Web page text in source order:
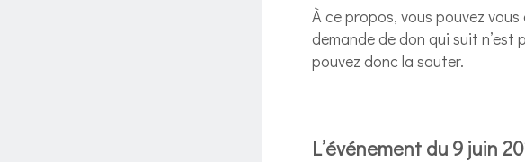
À ce propos, vous pouvez
demande de don qui suit n’est
pouvez donc la sauter.
L’événement du 9 juin